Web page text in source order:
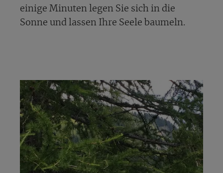
einige Minuten legen Sie sich in die
Sonne und lassen Ihre Seele baumeln.